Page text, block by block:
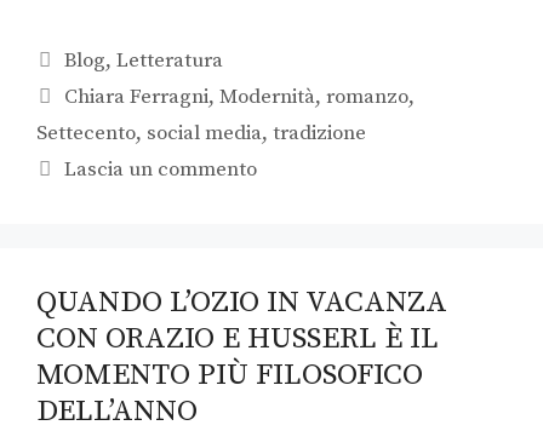
Blog,Letteratura
Chiara Ferragni,Modernità,romanzo,
Settecento, social media, tradizione
Lascia un commento
QUANDO L’OZIO IN VACANZA
CON ORAZIO E HUSSERL È IL
MOMENTO PIÙ FILOSOFICO
DELL’ANNO